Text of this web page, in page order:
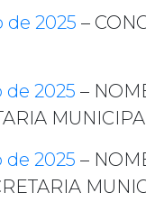
2025 –
2025 –
2025 –